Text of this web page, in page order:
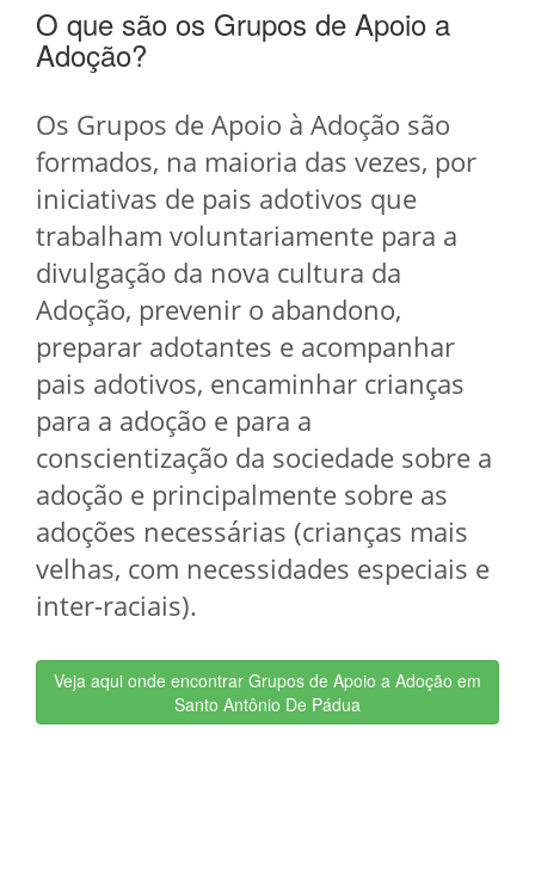
O que são os Grupos de Apoio a
Adoção?
Os Grupos de Apoio à Adoção são
formados, na maioria das vezes, por
iniciativas de pais adotivos que
trabalham voluntariamente para a
divulgação da nova cultura da
Adoção, prevenir o abandono,
preparar adotantes e acompanhar
pais adotivos, encaminhar crianças
para a adoção e para a
conscientização da sociedade sobre a
adoção e principalmente sobre as
adoções necessárias (crianças mais
velhas, com necessidades especiais e
inter-raciais).
Veja aqui onde encontrar Grupos de Apoio a Adoção em
Santo Antônio De Pádua